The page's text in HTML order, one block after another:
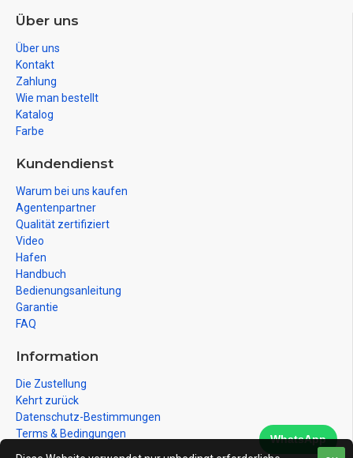
Über uns
Über uns
Kontakt
Zahlung
Wie man bestellt
Katalog
Farbe
Kundendienst
Warum bei uns kaufen
Agentenpartner
Qualität zertifiziert
Video
Hafen
Handbuch
Bedienungsanleitung
Garantie
FAQ
Information
Die Zustellung
Kehrt zurück
Datenschutz-Bestimmungen
Terms & Bedingungen
WhatsApp